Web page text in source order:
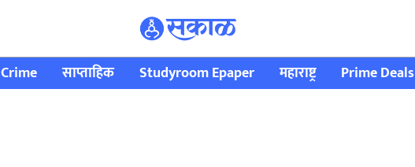
Crime साप्ताहिक Studyroom Epaper महाराष्ट्र Prime Deals